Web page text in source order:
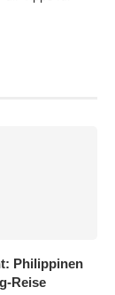
Philippinen
Reise